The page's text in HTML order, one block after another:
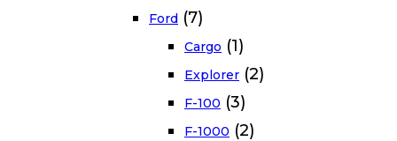
Ford (7)
Cargo (1)
Explorer (2)
F-100 (3)
F-1000 (2)